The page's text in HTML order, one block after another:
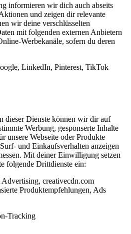
informieren wir dich auch abseits
und zeigen dir relevante
wir deine verschlüsselten
mit folgenden externen Anbietern
Werbekanäle, sofern du deren
LinkedIn, Pinterest, TikTok
dieser Dienste können wir dir auf
Werbung, gesponserte Inhalte
unsere Webseite oder Produkte
und Einkaufsverhalten anzeigen
Mit deiner Einwilligung setzen
folgende Drittdienste ein:
creativecdn.com
Produktempfehlungen, Ads
Tracking